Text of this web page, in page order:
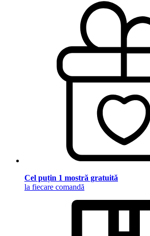
Cel puțin 1 mostră gratuită
la fiecare comandă